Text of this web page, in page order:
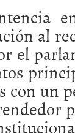
startups
2026/02/28
formas de
ronda,
y un
al
el
con un